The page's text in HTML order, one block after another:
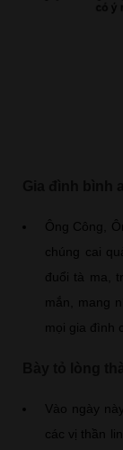
Ông Công,
chúng cai
đuổi tà ma,
mắn, mang
mọi gia đình
Vào ngày
các vị thần